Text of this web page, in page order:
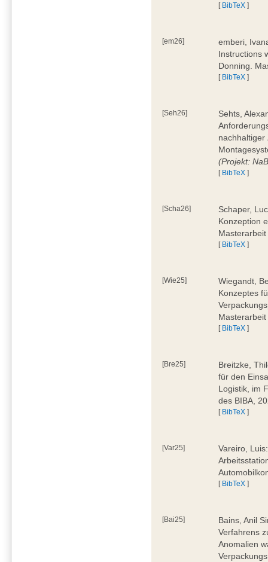
[ BibTeX ]
[em26]
emberi,
Instructions
Donning.
[ BibTeX ]
[Seh26]
Sehts,
nachhaltiger
(Projekt:
[ BibTeX ]
[Scha26]
Schaper,
Konzeption
[ BibTeX ]
[Wie25]
Wiegandt,
Konzeptes
[ BibTeX ]
[Bre25]
Breitzke,
für den
Logistik, im
des BIBA,
[ BibTeX ]
[Var25]
Vareiro,
[ BibTeX ]
[Bai25]
Bains, Anil
Verfahrens
Anomalien